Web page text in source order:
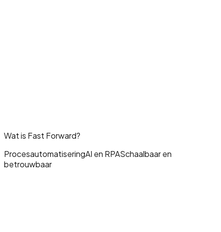
Wat is Fast Forward?
ProcesautomatiseringAI en RPASchaalbaar en
betrouwbaar